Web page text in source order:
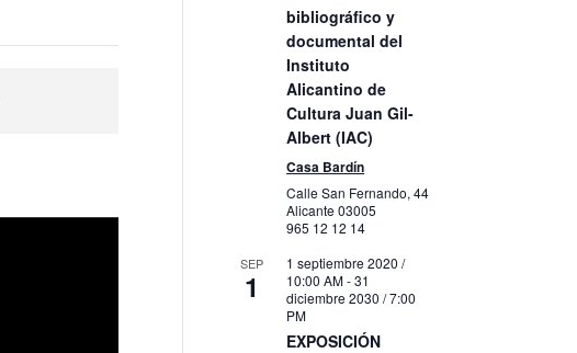
bibliográfico y
documental del
Instituto
Alicantino de
Cultura Juan Gil-
Albert (IAC)
Casa Bardín
Calle San Fernando, 44
Alicante03005
965 12 12 14
SEP
1
1 septiembre 2020 /
10:00 AM-31
diciembre 2030 / 7:00
PM
EXPOSICIÓN